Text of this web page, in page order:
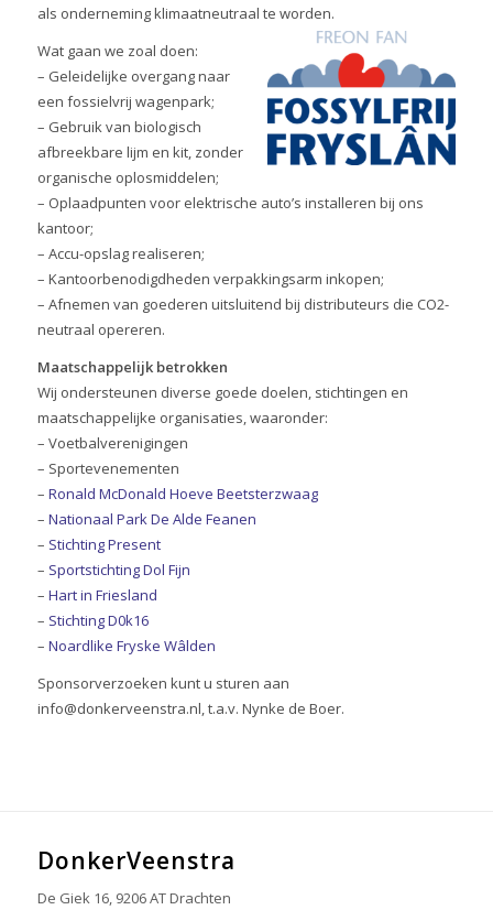
als onderneming klimaatneutraal te worden.
Wat gaan we zoal doen:
– Geleidelijke overgang naar
een fossielvrij wagenpark;
– Gebruik van biologisch
afbreekbare lijm en kit, zonder
organische oplosmiddelen;
– Oplaadpunten voor elektrische auto’s installeren bij ons
kantoor;
– Accu-opslag realiseren;
– Kantoorbenodigdheden verpakkingsarm inkopen;
– Afnemen van goederen uitsluitend bij distributeurs die CO2-
neutraal opereren.
Maatschappelijk betrokken
Wij ondersteunen diverse goede doelen, stichtingen en
maatschappelijke organisaties, waaronder:
– Voetbalverenigingen
– Sportevenementen
– Ronald McDonald Hoeve Beetsterzwaag
– Nationaal Park De Alde Feanen
– Stichting Present
– Sportstichting Dol Fijn
– Hart in Friesland
– Stichting D0k16
– Noardlike Fryske Wâlden
Sponsorverzoeken kunt u sturen aan
info@donkerveenstra.nl, t.a.v. Nynke de Boer.
DonkerVeenstra
De Giek 16, 9206 AT Drachten